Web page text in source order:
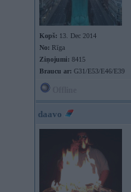
Kopš: 13. Dec 2014
No: Rīga
Ziņojumi: 8415
Braucu ar: G31/E53/E46/E39
daavo